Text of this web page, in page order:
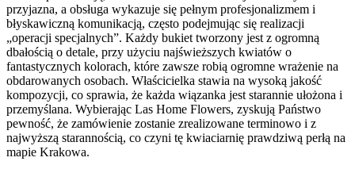
przyjazna, a obsługa wykazuje się pełnym profesjonalizmem i
błyskawiczną komunikacją, często podejmując się realizacji
„operacji specjalnych”. Każdy bukiet tworzony jest z ogromną
dbałością o detale, przy użyciu najświeższych kwiatów o
fantastycznych kolorach, które zawsze robią ogromne wrażenie na
obdarowanych osobach. Właścicielka stawia na wysoką jakość
kompozycji, co sprawia, że każda wiązanka jest starannie ułożona i
przemyślana. Wybierając Las Home Flowers, zyskują Państwo
pewność, że zamówienie zostanie zrealizowane terminowo i z
najwyższą starannością, co czyni tę kwiaciarnię prawdziwą perłą na
mapie Krakowa.